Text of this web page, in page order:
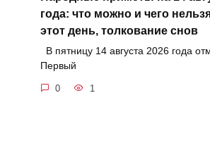
года: что можно и чего
этот день, толкование снов
В пятницу 14 августа 2026 года
Первый
0 1